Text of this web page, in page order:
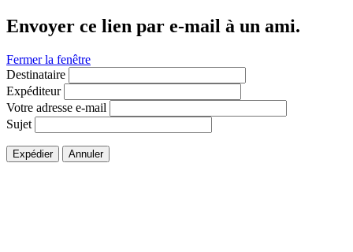
Envoyer ce lien par e-mail à un ami.
Fermer la fenêtre
Destinataire
Expéditeur
Votre adresse e-mail
Sujet
Expédier Annuler